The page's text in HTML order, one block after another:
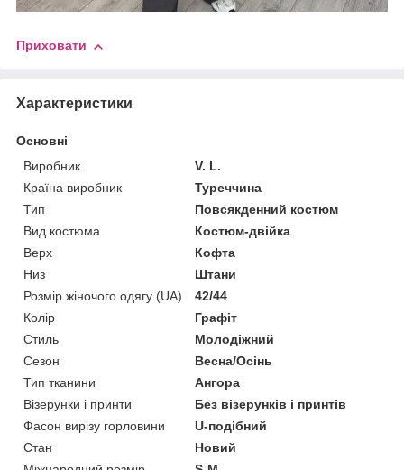
Приховати
Характеристики
Основні
Виробник
V. L.
Країна виробник
Туреччина
Тип
Повсякденний костюм
Вид костюма
Костюм-двійка
Верх
Кофта
Низ
Штани
Розмір жіночого одягу (UA)
42/44
Колір
Графіт
Стиль
Молодіжний
Сезон
Весна/Осінь
Тип тканини
Ангора
Візерунки і принти
Без візерунків і принтів
Фасон вирізу горловини
U-подібний
Стан
Новий